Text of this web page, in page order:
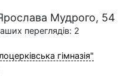
Мудрого, 54
переглядів: 2
гімназія"